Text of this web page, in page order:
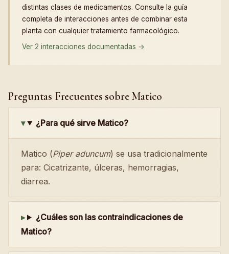
distintas clases de medicamentos. Consulte la guía
completa de interacciones antes de combinar esta
planta con cualquier tratamiento farmacológico.
Ver 2 interacciones documentadas →
Preguntas Frecuentes sobre Matico
¿Para qué sirve Matico?
Matico (Piper aduncum) se usa tradicionalmente
para: Cicatrizante, úlceras, hemorragias,
diarrea.
¿Cuáles son las contraindicaciones de
Matico?